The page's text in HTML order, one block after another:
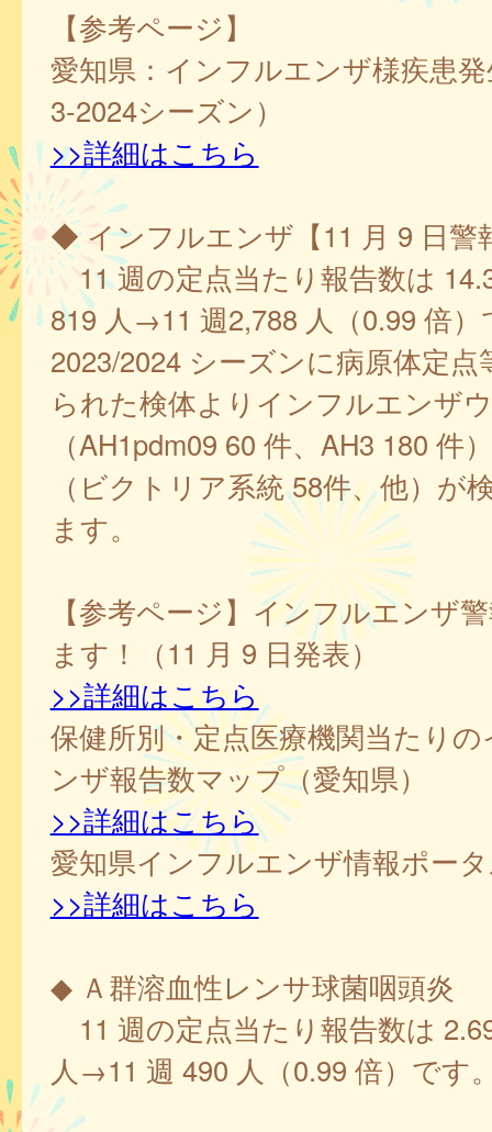
【参考ページ】
愛知県：インフルエンザ様疾患
3-2024シーズン）
>>詳細はこちら
◆ インフルエンザ【11 月 9 日警
11 週の定点当たり報告数は
819 人→11 週2,788 人（0.99 倍）
2023/2024 シーズンに病原体定点
られた検体よりインフルエンザ
（AH1pdm09 60 件、AH3 180 件
（ビクトリア系統 58件、他）が
ます。
【参考ページ】インフルエンザ
ます！（11 月 9 日発表）
>>詳細はこちら
保健所別・定点医療機関当たり
ンザ報告数マップ（愛知県）
>>詳細はこちら
愛知県インフルエンザ情報ポー
>>詳細はこちら
◆ Ａ群溶血性レンサ球菌咽頭炎
11 週の定点当たり報告数は
人→11 週 490 人（0.99 倍）です